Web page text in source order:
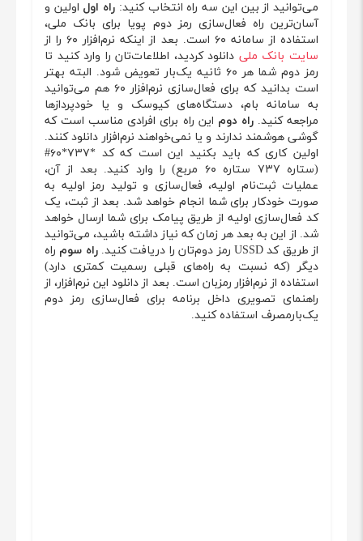
می‌توانید از بین این سه راه انتخاب کنید: راه اول اولین و
آسان‌ترین راه فعال‌سازی رمز دوم پویا برای بانک ملی،
استفاده از سامانه ۶۰ است. بعد از اینکه نرم‌افزار ۶۰ را از
سایت بانک ملی دانلود کردید، اطلاعات‌تان را وارد کنید تا
رمز دوم شما هر ۶۰ ثانیه یک‌بار تعویض شود. البته بهتر
است بدانید که برای فعال‌سازی نرم‌افزار ۶۰ هم می‌توانید
به سامانه بام، دستگاه‌های کیوسک و یا خودپردازها
مراجعه کنید.راه دوم این راه برای افرادی مناسب است که
گوشی هوشمند ندارند و یا نمی‌خواهند نرم‌افزار دانلود کنند.
اولین کاری که باید بکنید این است که کد *۷۳۷*۶۰#
(ستاره ۷۳۷ ستاره ۶۰ مربع) را وارد کنید. بعد از آن،
عملیات ثبت‌نام اولیه، فعال‌سازی و تولید رمز اولیه به
صورت خودکار برای شما انجام خواهد شد. بعد از ثبت، یک
کد فعال‌سازی اولیه از طریق پیامک برای شما ارسال خواهد
شد. از این به بعد هر زمان که نیاز داشته باشید، می‌توانید
از طریق کد USSD رمز دوم‌تان را دریافت کنید.
راه سوم راه
دیگر (که نسبت به راه‌های قبلی رسمیت کمتری دارد)
استفاده از نرم‌افزار رمزبان است. بعد از دانلود این نرم‌افزار، از
راهنمای تصویری داخل برنامه برای فعال‌سازی رمز دوم
یک‌بارمصرف استفاده کنید.